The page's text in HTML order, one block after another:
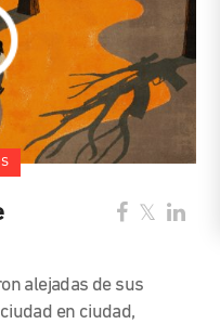
alejadas de sus
en ciudad,